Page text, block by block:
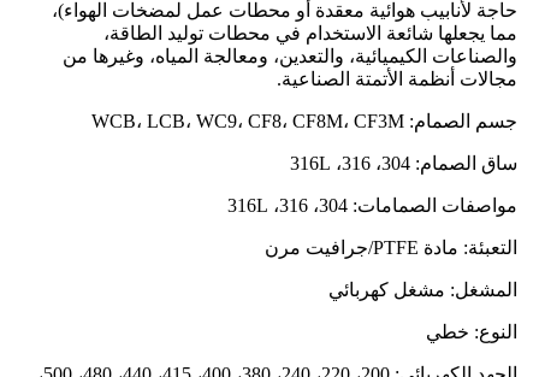
حاجة لأنابيب هوائية معقدة أو محطات عمل لمضخات الهواء)،
مما يجعلها شائعة الاستخدام في محطات توليد الطاقة،
والصناعات الكيميائية، والتعدين، ومعالجة المياه، وغيرها من
مجالات أنظمة الأتمتة الصناعية.
جسم الصمام: WCB، LCB، WC9، CF8، CF8M، CF3M
ساق الصمام: 304، 316، 316L
مواصفات الصمامات: 304، 316، 316L
التعبئة: مادة PTFE/جرافيت مرن
المشغل: مشغل كهربائي
النوع: خطي